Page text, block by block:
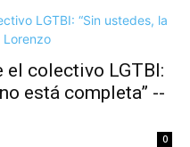
el colectivo LGTBI:
está completa” --
0